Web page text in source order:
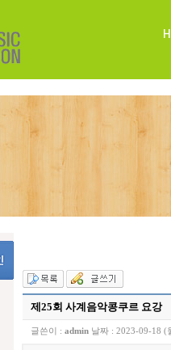
제25회 사계음악콩쿠르 요강
글쓴이 : admin날짜 : 2023-09-18 (